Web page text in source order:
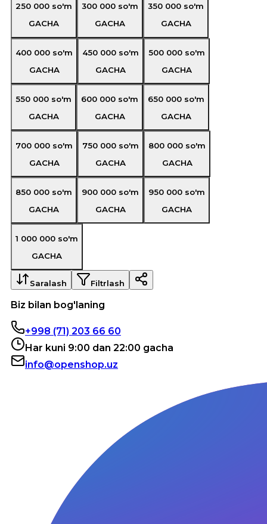
250 000 so'm
GACHA
300 000 so'm
GACHA
350 000 so'm
GACHA
400 000 so'm
GACHA
450 000 so'm
GACHA
500 000 so'm
GACHA
550 000 so'm
GACHA
600 000 so'm
GACHA
650 000 so'm
GACHA
700 000 so'm
GACHA
750 000 so'm
GACHA
800 000 so'm
GACHA
850 000 so'm
GACHA
900 000 so'm
GACHA
950 000 so'm
GACHA
1 000 000 so'm
GACHA
Saralash Filtrlash
Biz bilan bog'laning
+998 (71) 203 66 60
Har kuni 9:00 dan 22:00 gacha
info@openshop.uz